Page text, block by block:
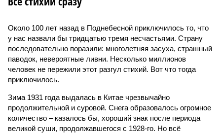
Около 100 лет назад в Поднебесной приключилось то, что
у нас назвали бы тридцатью тремя несчастьями. Страну
последовательно поразили: многолетняя засуха, страшный
паводок, невероятные ливни. Несколько миллионов
человек не пережили этот разгул стихий. Вот что тогда
приключилось.
Зима 1931 года выдалась в Китае чрезвычайно
продолжительной и суровой. Снега образовалось огромное
количество – казалось бы, хороший знак после периода
великой суши, продолжавшегося с 1928-го. Но всё